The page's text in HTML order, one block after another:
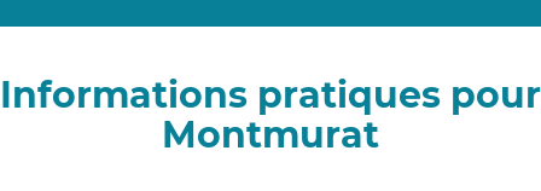
Informations pratiques pour
Montmurat